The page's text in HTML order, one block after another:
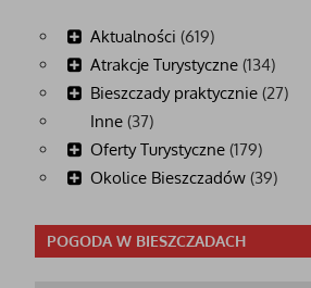
Aktualności (619)
Atrakcje Turystyczne(134)
Bieszczady praktycznie(27)
Inne(37)
Oferty Turystyczne(179)
Okolice Bieszczadów(39)
POGODA W BIESZCZADACH